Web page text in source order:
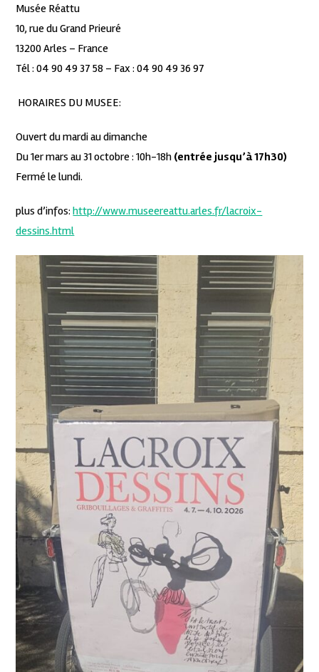
Musée Réattu
10, rue du Grand Prieuré
13200 Arles – France
Tél : 04 90 49 37 58 – Fax : 04 90 49 36 97
HORAIRES DU MUSEE:
Ouvert du mardi au dimanche
Du 1er mars au 31 octobre : 10h-18h (entrée jusqu’à 17h30)
Fermé le lundi.
plus d’infos:http://www.museereattu.arles.fr/lacroix-
dessins.html